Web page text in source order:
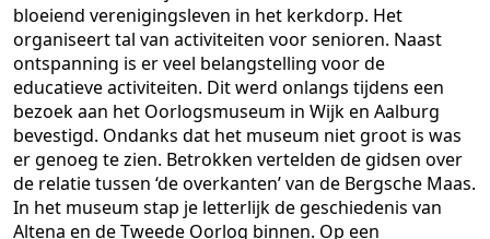
bloeiend verenigingsleven in het kerkdorp. Het
organiseert tal van activiteiten voor senioren. Naast
ontspanning is er veel belangstelling voor de
educatieve activiteiten. Dit werd onlangs tijdens een
bezoek aan het Oorlogsmuseum in Wijk en Aalburg
bevestigd. Ondanks dat het museum niet groot is was
er genoeg te zien. Betrokken vertelden de gidsen over
de relatie tussen ‘de overkanten’ van de Bergsche Maas.
In het museum stap je letterlijk de geschiedenis van
Altena en de Tweede Oorlog binnen. Op een